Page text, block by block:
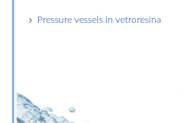
Pressure vessels in vetroresina